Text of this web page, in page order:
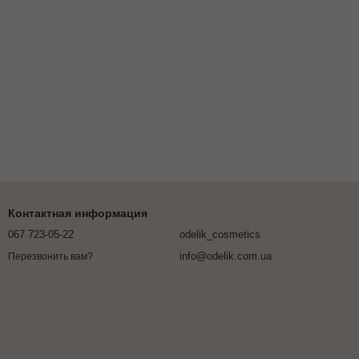
Контактная информация
067 723-05-22
Перезвонить вам?
odelik_cosmetics
info@odelik.com.ua